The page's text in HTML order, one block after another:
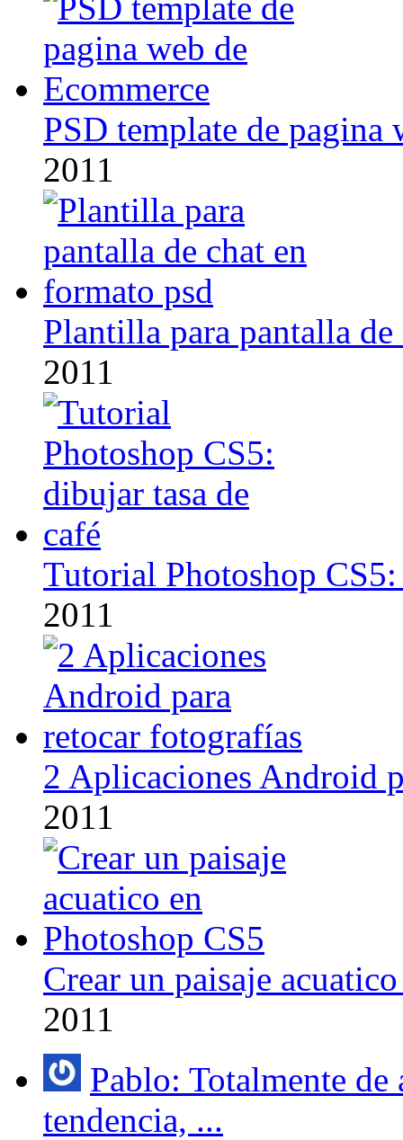
PSD template de pagina
2011
Plantilla para pantalla
2011
Tutorial Photoshop
2011
2 Aplicaciones Android
2011
Crear un paisaje
2011
Pablo: Totalmente
tendencia, ...